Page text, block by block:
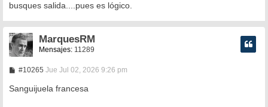
busques salida....pues es lógico.
MarquesRM
Mensajes: 11289
#10265M
n
Jue Jul 02, 2026 9:26 pm
Sanguijuela francesa